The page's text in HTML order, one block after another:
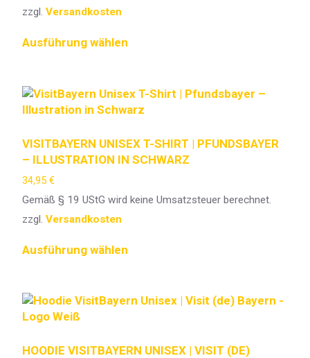
zzgl. Versandkosten
Ausführung wählen
VISITBAYERN UNISEX T-SHIRT | PFUNDSBAYER
– ILLUSTRATION IN SCHWARZ
34,95 €
Gemäß § 19 UStG wird keine Umsatzsteuer berechnet.
zzgl. Versandkosten
Ausführung wählen
HOODIE VISITBAYERN UNISEX | VISIT (DE)